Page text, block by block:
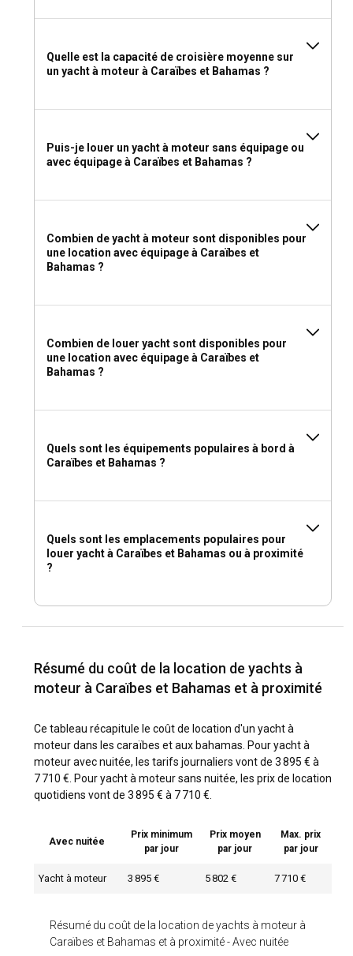
moteur dans les Caraïbes et aux Bahamas ?
Compte tenu du climat tropical, des vêtements de plage
décontractés et confortables, de la crème solaire, des tongs
et un bon livre sont indispensables. Pour les locations de
équipage.
Quelle est la capacité de croisière moyenne sur
un yacht à moteur à Caraïbes et Bahamas ?
Puis-je louer un yacht à moteur sans équipage ou
avec équipage à Caraïbes et Bahamas ?
Combien de yacht à moteur sont disponibles pour
une location avec équipage à Caraïbes et
Bahamas ?
Combien de louer yacht sont disponibles pour
une location avec équipage à Caraïbes et
Bahamas ?
Quels sont les équipements populaires à bord à
Caraïbes et Bahamas ?
Quels sont les emplacements populaires pour
louer yacht à Caraïbes et Bahamas ou à proximité
?
Résumé du coût de la location de yachts à
moteur à Caraïbes et Bahamas et à proximité
Ce tableau récapitule le coût de location d'un yacht à
moteur dans les caraïbes et aux bahamas. Pour yacht à
moteur avec nuitée, les tarifs journaliers vont de 3 895 € à
7 710 €. Pour yacht à moteur sans nuitée, les prix de location
quotidiens vont de 3 895 € à 7 710 €.
Résumé du coût de la location de yachts à moteur à
Caraïbes et Bahamas et à proximité-Avec nuitée
Avec nuitée
Prix minimum
par jour
Prix moyen
par jour
Max. prix
par jour
Yacht à moteur 3 895 € 5 802 € 7 710 €